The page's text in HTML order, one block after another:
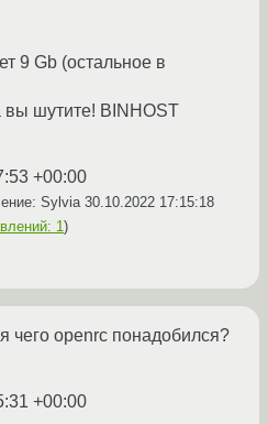
9 Gb (остальное в
вы шутите! BINHOST
+00:00
Sylvia 30.10.2022 17:15:18
1)
чего openrc понадобился?
+00:00